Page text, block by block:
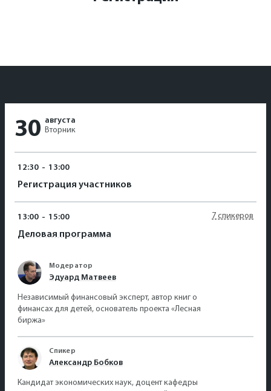
30 августа
Вторник
12:30 - 13:00
Регистрация участников
13:00 - 15:00
Деловая программа
7 спикеров
Модератор
Эдуард Матвеев
Независимый финансовый эксперт, автор книг о
финансах для детей, основатель проекта «Лесная
биржа»
Спикер
Александр Бобков
Кандидат экономических наук, доцент кафедры